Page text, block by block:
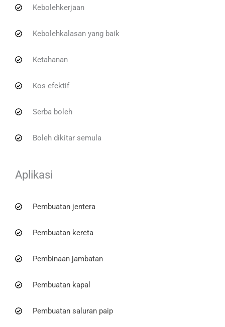
Kebolehkerjaan
Kebolehkalasan yang baik
Ketahanan
Kos efektif
Serba boleh
Boleh dikitar semula
Aplikasi
Pembuatan jentera
Pembuatan kereta
Pembinaan jambatan
Pembuatan kapal
Pembuatan saluran paip